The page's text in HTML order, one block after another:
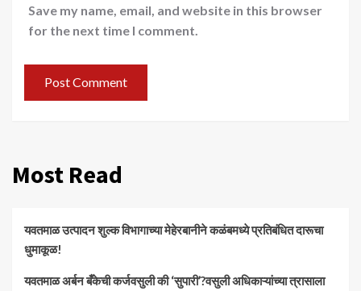
Save my name, email, and website in this browser
for the next time I comment.
Most Read
यवतमाळ उत्पादन शुल्क विभागाच्या मेहेरबानीने कळंबमध्ये प्रतिबंधित दारूचा
धुमाकूळ!
​यवतमाळ अर्बन बँकेची कर्जवसुली की ‘सुपारी’?वसुली अधिकाऱ्यांच्या त्रासाला